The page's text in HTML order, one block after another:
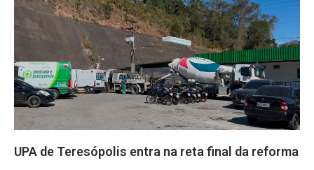
UPA de Teresópolis entra na reta final da reforma